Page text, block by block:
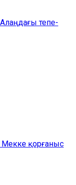
тепе-
Мекке қорғаныс